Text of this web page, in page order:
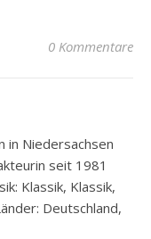
0 Kommentare
in Niedersachsen
seit 1981
Klassik, Klassik,
Deutschland,